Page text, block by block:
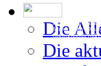
Die
Die
Die Erstellung der
den vom DÖW -
Österreichischen